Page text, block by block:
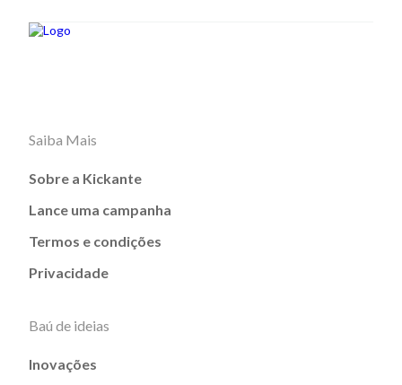
Saiba Mais
Sobre a Kickante
Lance uma campanha
Termos e condições
Privacidade
Baú de ideias
Inovações